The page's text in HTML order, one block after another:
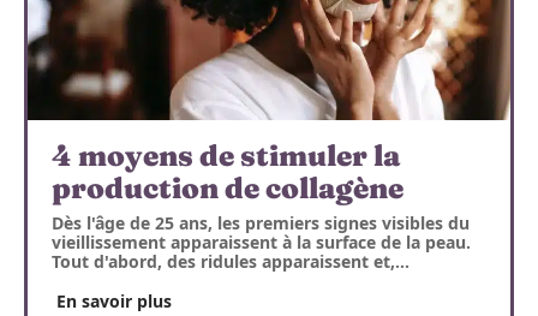
4 moyens de stimuler la
production de collagène
Dès l'âge de 25 ans, les premiers signes visibles du
vieillissement apparaissent à la surface de la peau.
Tout d'abord, des ridules apparaissent et,…
En savoir plus